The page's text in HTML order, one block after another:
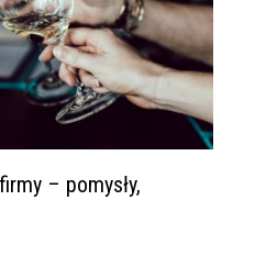
– pomysły,